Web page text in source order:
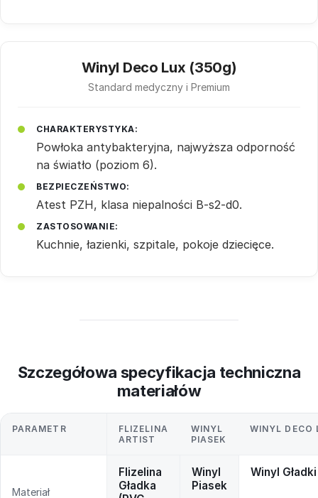
Winyl Deco Lux (350g)
Standard medyczny i Premium
CHARAKTERYSTYKA:
Powłoka antybakteryjna, najwyższa odporność
na światło (poziom 6).
BEZPIECZEŃSTWO:
Atest PZH, klasa niepalności B-s2-d0.
ZASTOSOWANIE:
Kuchnie, łazienki, szpitale, pokoje dziecięce.
Szczegółowa specyfikacja techniczna
materiałów
PARAMETR
FLIZELINA
ARTIST
WINYL
PIASEK
WINYL DECO
Materiał
Flizelina
Gładka
Winyl
Piasek
Winyl Gładki